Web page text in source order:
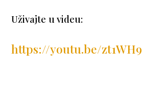
Uživajte u videu:
https://youtu.be/